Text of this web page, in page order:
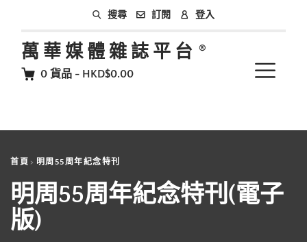
搜尋 訂閱 登入
萬華媒體雜誌平台
0 貨品 - HKD$0.00
首頁 明周55周年紀念特刊
明周55周年紀念特刊(電子
版)